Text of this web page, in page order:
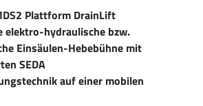
Plattform DrainLift
elektro-hydraulische bzw.
Einsäulen-Hebebühne mit
SEDA
auf einer mobilen